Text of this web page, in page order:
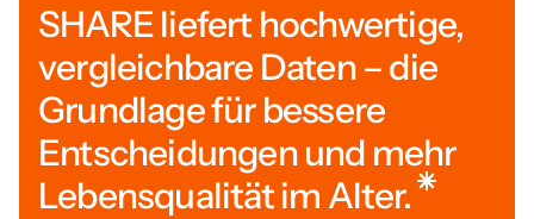
SHARE liefert hochwertige,
vergleichbare Daten – die
Grundlage für bessere
Entscheidungen und mehr
Lebensqualität im Alter.